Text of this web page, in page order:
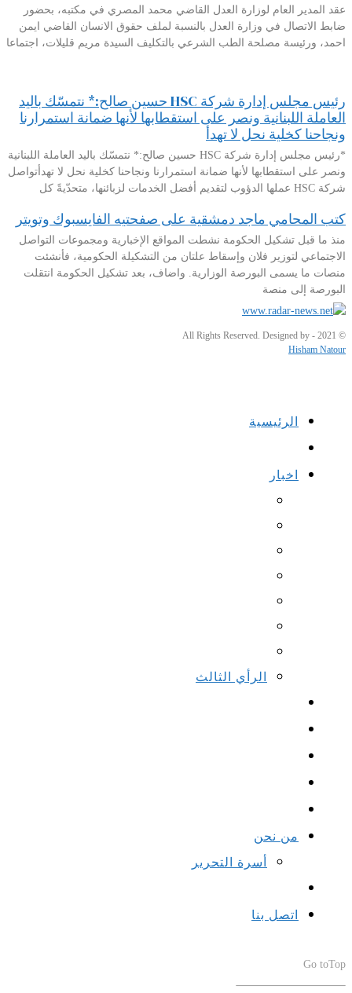
عقد المدير العام لوزارة العدل القاضي محمد المصري في مكتبه، بحضور
ضابط الاتصال في وزارة العدل بالنسبة لملف حقوق الانسان القاضي ايمن
احمد، ورئيسة مصلحة الطب الشرعي بالتكليف السيدة مريم قليلات، اجتماعا
رئيس مجلس إدارة شركة HSC حسين صالح:* نتمسّك باليد
العاملة اللبنانية ونصر على استقطابها لأنها ضمانة استمرارنا
ونجاحنا كخلية نحل لا تهدأ
*رئيس مجلس إدارة شركة HSC حسين صالح:* نتمسّك باليد العاملة اللبنانية
ونصر على استقطابها لأنها ضمانة استمرارنا ونجاحنا كخلية نحل لا تهدأتواصل
شركة HSC عملها الدؤوب لتقديم أفضل الخدمات لزبائنها، متحدّيةً كل
كتب المحامي ماجد دمشقية على صفحتيه الفايسبوك وتويتر
منذ ما قبل تشكيل الحكومة نشطت المواقع الإخبارية ومجموعات التواصل
الاجتماعي لتوزير فلان وإسقاط علتان من التشكيلة الحكومية، فأنشئت
منصات ما يسمى البورصة الوزارية. واضاف، بعد تشكيل الحكومة انتقلت
البورصة إلى منصة
© 2021 - All Rights Reserved. Designed by
Hisham Natour
الرئيسية
اخبار
الرأي الثالث
من نحن
أسرة التحرير
اتصل بنا
Go toTop